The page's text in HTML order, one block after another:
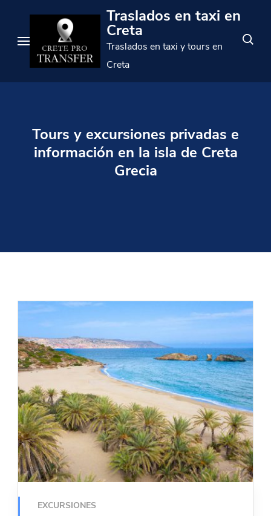
contenido
(presione
Enter)
Traslados en taxi en
Creta
Traslados en taxi y tours en
Creta
Tours y excursiones privadas e
información en la isla de Creta
Grecia
EXCURSIONES